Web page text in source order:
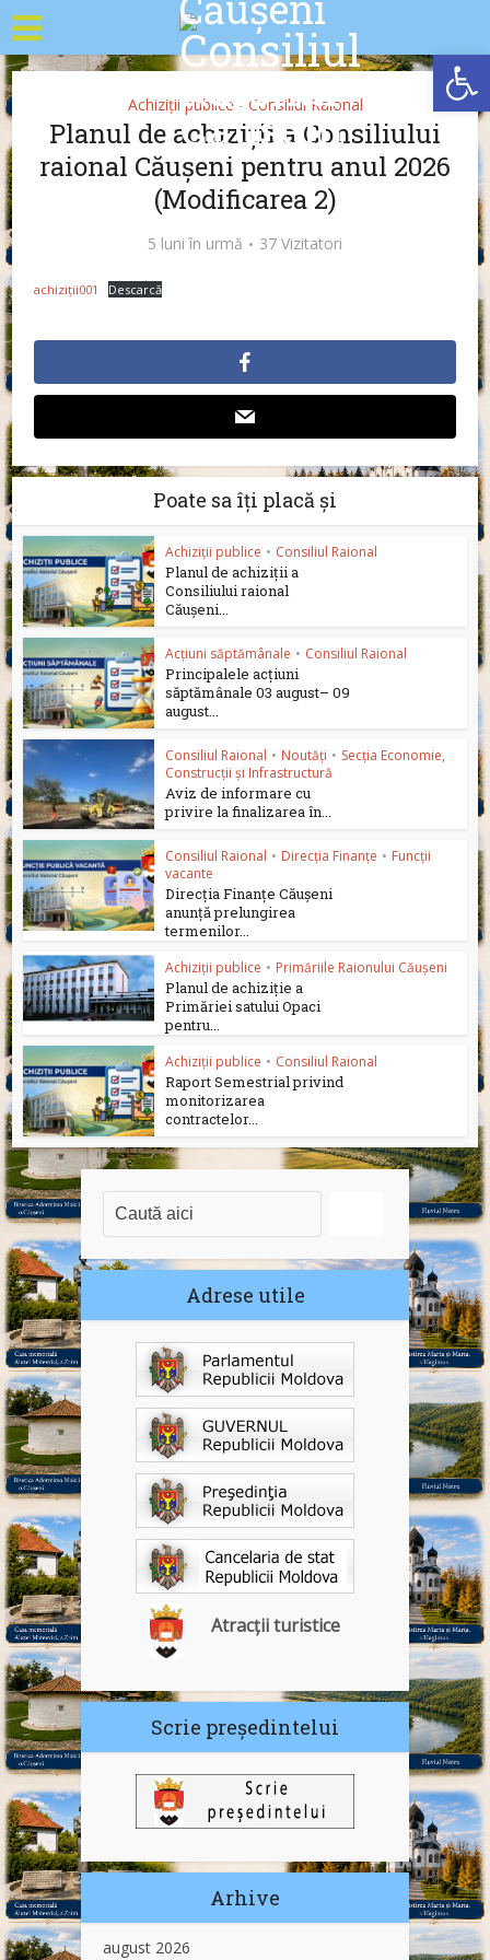
Achiziții publice • Consiliul Raional
Planul de achiziții a Consiliului
raional Căușeni pentru anul 2026
(Modificarea 2)
5 luni în urmă 37 Vizitatori
achiziții001 Descarcă
Poate sa îți placă și
Achiziții publice • Consiliul Raional
Planul de achiziții a
Consiliului raional
Căușeni...
Acțiuni săptămânale • Consiliul Raional
Principalele acțiuni
săptămânale 03 august– 09
august...
Consiliul Raional • Noutăți • Secția Economie,
Construcții și Infrastructură
Aviz de informare cu
privire la finalizarea în...
Consiliul Raional • Direcția Finanțe • Funcții
vacante
Direcția Finanțe Căușeni
anunță prelungirea
termenilor...
Achiziții publice • Primăriile Raionului Căușeni
Planul de achiziție a
Primăriei satului Opaci
pentru...
Achiziții publice • Consiliul Raional
Raport Semestrial privind
monitorizarea
contractelor...
Adrese utile
Atracții turistice
Scrie președintelui
Arhive
august 2026